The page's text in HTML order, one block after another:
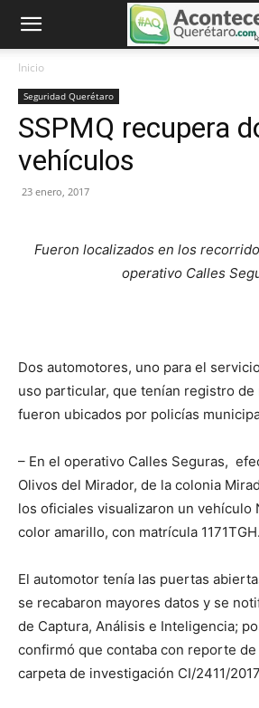
Inicio
Seguridad Querétaro
SSPMQ recupera
vehículos
23 enero, 2017
Fueron localizados en los
operativo Calles
Dos automotores, uno para el
uso particular, que tenían registro de
fueron ubicados por policías
– En el operativo Calles Seguras,
Olivos del Mirador, de la colonia
los oficiales visualizaron un vehículo
color amarillo, con matrícula 1171TGH.
El automotor tenía las puertas
se recabaron mayores datos y se
de Captura, Análisis e Inteligencia;
confirmó que contaba con reporte
carpeta de investigación CI/2411/